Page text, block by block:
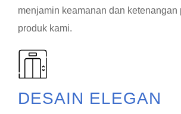
menjamin keamanan dan ketenangan
produk kami.
DESAIN ELEGAN